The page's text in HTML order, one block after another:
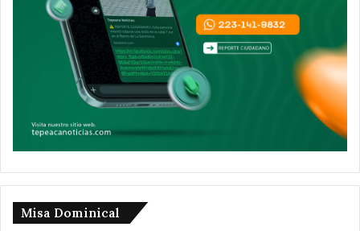
Misa Dominical